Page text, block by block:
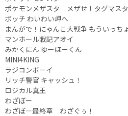
ポケモンメザスタ メザせ！タグマス
ボッチ わいわい岬へ
まんがで！にゃんこ大戦争 もういっち
マンホール戦記アオイ
みかくにん ゆーほーくん
MINI4KING
ラジコンボーイ
リッチ警官 キャッシュ！
ロジカル真王
わざぼー
わざぼー最終章 わざぐぅ！